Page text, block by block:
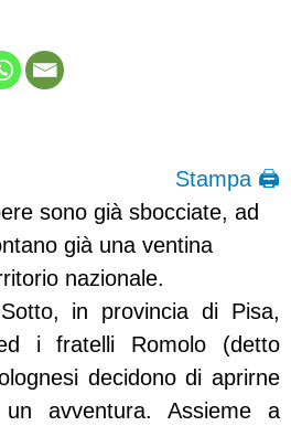
Stampa 🖨
sono già sbocciate, ad
già una ventina
nazionale.
in provincia di Pisa,
i fratelli Romolo (detto
decidono di aprirne
avventura. Assieme a